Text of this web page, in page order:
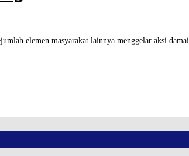
elemen masyarakat lainnya menggelar aksi damai